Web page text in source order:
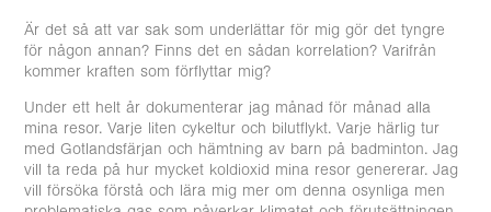
Är det så att var sak som underlättar för mig gör det tyngre
för någon annan? Finns det en sådan korrelation? Varifrån
kommer kraften som förflyttar mig?
Under ett helt år dokumenterar jag månad för månad alla
mina resor. Varje liten cykeltur och bilutflykt. Varje härlig tur
med Gotlandsfärjan och hämtning av barn på badminton. Jag
vill ta reda på hur mycket koldioxid mina resor genererar. Jag
vill försöka förstå och lära mig mer om denna osynliga men